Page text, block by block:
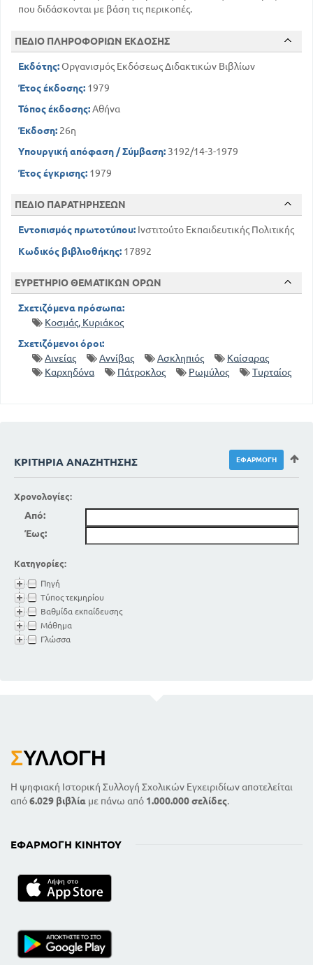
που διδάσκονται με βάση τις περικοπές.
ΠΕΔΙΟ ΠΛΗΡΟΦΟΡΙΩΝ ΕΚΔΟΣΗΣ
Εκδότης:Οργανισμός Εκδόσεως Διδακτικών Βιβλίων
Έτος έκδοσης: 1979
Τόπος έκδοσης:Αθήνα
Έκδοση: 26η
Υπουργική απόφαση / Σύμβαση: 3192/14-3-1979
Έτος έγκρισης: 1979
ΠΕΔΙΟ ΠΑΡΑΤΗΡΗΣΕΩΝ
Εντοπισμός πρωτοτύπου: Ινστιτούτο Εκπαιδευτικής Πολιτικής
Κωδικός βιβλιοθήκης: 17892
ΕΥΡΕΤΗΡΙΟ ΘΕΜΑΤΙΚΩΝ ΟΡΩΝ
Σχετιζόμενα πρόσωπα:
Κοσμάς, Κυριάκος
Σχετιζόμενοι όροι:
Αινείας
Αννίβας Ασκληπιός
Καίσαρας
Καρχηδόνα
Πάτροκλος Ρωμύλος Τυρταίος
ΚΡΙΤΉΡΙΑ ΑΝΑΖΉΤΗΣΗΣ
Χρονολογίες:
Από:
Έως:
Κατηγορίες:
Πηγή
Τύπος τεκμηρίου
Βαθμίδα εκπαίδευσης
Μάθημα
Γλώσσα
ΣΥΛΛΟΓΉ
Η ψηφιακή Ιστορική Συλλογή Σχολικών Εγχειριδίων αποτελείται
από6.029 βιβλία με πάνω από 1.000.000 σελίδες.
ΕΦΑΡΜΟΓΉ ΚΙΝΗΤΟΎ